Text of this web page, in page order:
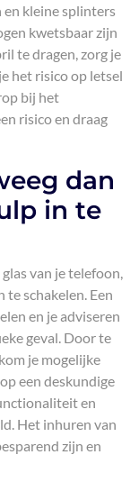
kleine splinters
kwetsbaar zijn
te dragen, zorg je
het risico op letsel
bij het
risico en draag
dan
in te
van je telefoon,
schakelen. Een
en je adviseren
geval. Door te
je mogelijke
een deskundige
en
Het inhuren van
zijn en